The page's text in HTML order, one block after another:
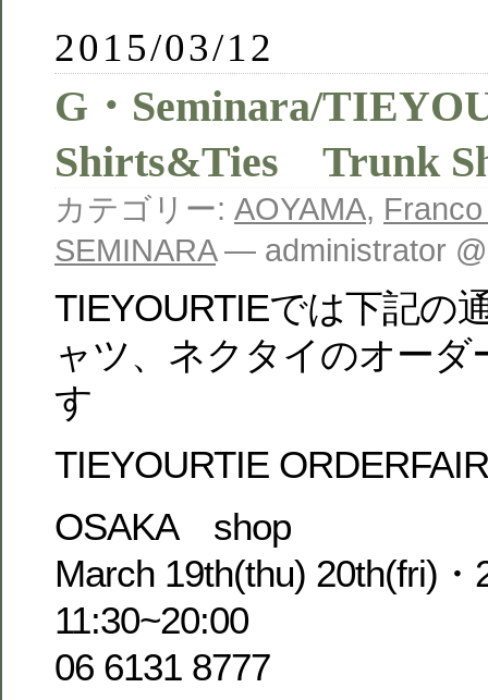
2015/03/12
G・Seminara/
Shirts&Ties Trunk
カテゴリー: AOYAMA,
SEMINARA— administrator
TIEYOURTIEでは下記の
ャツ、ネクタイのオーダ
す
TIEYOURTIE ORDERFAIR
OSAKA shop
March 19th(thu) 20th(fri)・
11:30~20:00
06 6131 8777